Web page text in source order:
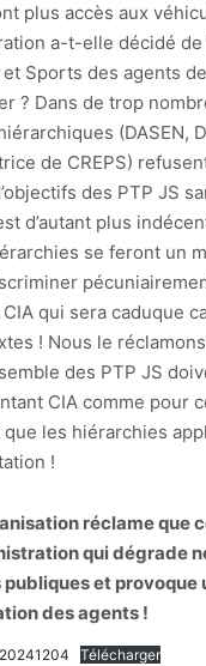
plus accès aux
a-t-elle décidé
Sports des agents
? Dans de trop
(DASEN,
de CREPS)
des PTP JS
d’autant plus
se feront un
CIA qui sera caduque
! Nous le
des PTP JS
CIA comme pour
les hiérarchies
!
réclame que
qui dégrade
et provoque
des agents !
Télécharger